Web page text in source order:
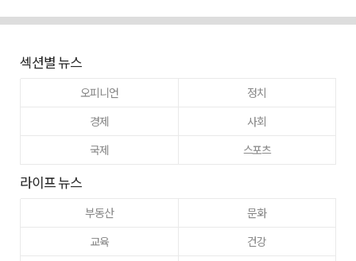
섹션별 뉴스
오피니언
정치
경제
사회
국제
스포츠
라이프 뉴스
부동산
문화
교육
건강